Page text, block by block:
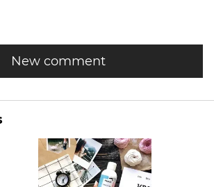
New comment